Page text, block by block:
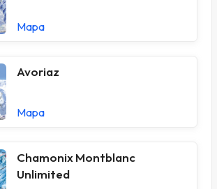
Mapa
Avoriaz
Mapa
Chamonix Montblanc
Unlimited